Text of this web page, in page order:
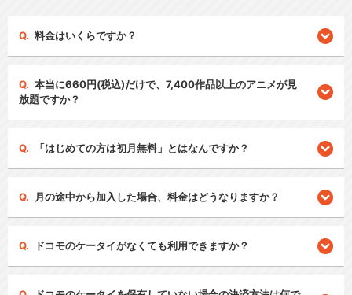
料金はいくらですか？
本当に660円(税込)だけで、7,400作品以上のアニメが見
放題ですか？
「はじめての方は初月無料」とはなんですか？
月の途中から加入した場合、料金はどうなりますか？
ドコモのケータイがなくても利用できますか？